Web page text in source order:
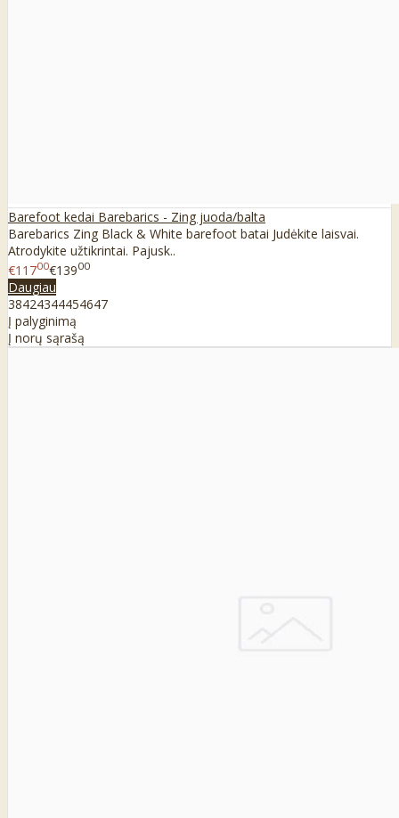
Barefoot kedai Barebarics - Zing juoda/balta
Barebarics Zing Black & White barefoot batai Judėkite laisvai.
Atrodykite užtikrintai. Pajusk..
€11700€13900
Daugiau
38424344454647
Į palyginimą
Į norų sąrašą